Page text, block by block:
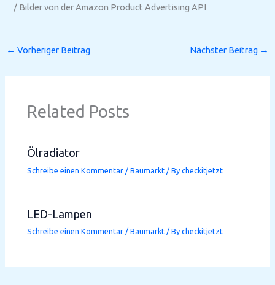
/ Bilder von der Amazon Product Advertising API
← Vorheriger Beitrag Nächster Beitrag →
Related Posts
Ölradiator
Schreibe einen Kommentar /Baumarkt / Bycheckitjetzt
LED-Lampen
Schreibe einen Kommentar /Baumarkt / Bycheckitjetzt